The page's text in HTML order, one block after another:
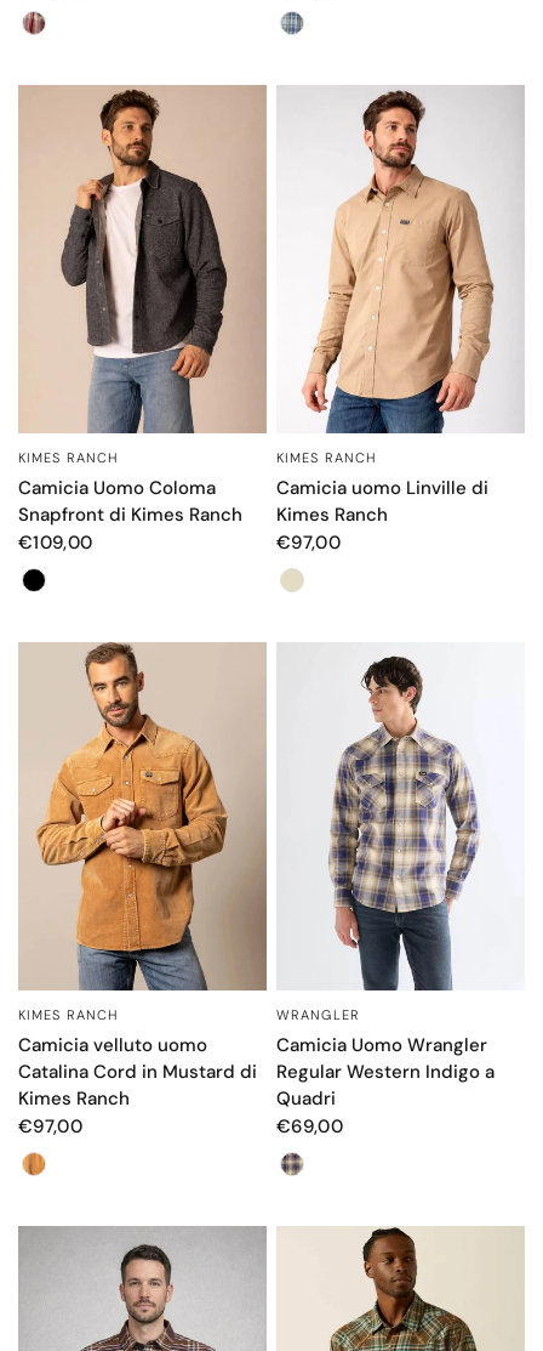
Color Color
OCCHIATA VELOCE
KIMES RANCH
Camicia Uomo Coloma
Snapfront di Kimes Ranch
€109,00
Color
OCCHIATA VELOCE
KIMES RANCH
Camicia uomo Linville di
Kimes Ranch
€97,00
Color
OCCHIATA VELOCE
KIMES RANCH
Camicia velluto uomo
Catalina Cord in Mustard di
Kimes Ranch
€97,00
Color
OCCHIATA VELOCE
WRANGLER
Camicia Uomo Wrangler
Regular Western Indigo a
Quadri
€69,00
Color